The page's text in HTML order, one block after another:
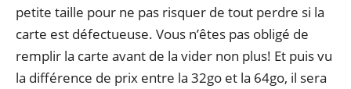
petite taille pour ne pas risquer de tout perdre si la
carte est défectueuse. Vous n’êtes pas obligé de
remplir la carte avant de la vider non plus! Et puis vu
la différence de prix entre la 32go et la 64go, il sera